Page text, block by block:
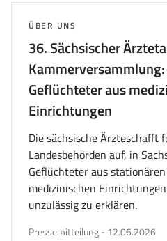
36. Sächsischer
Geflüchteter aus
Einrichtungen
THEMA:
ÜBER UNS
Die sächsische Ärzteschafft
Landesbehörden auf, in
Geflüchteter aus
medizinischen
unzulässig zu erklären.
Pressemitteilungveröffentlicht
- 12.06.2026